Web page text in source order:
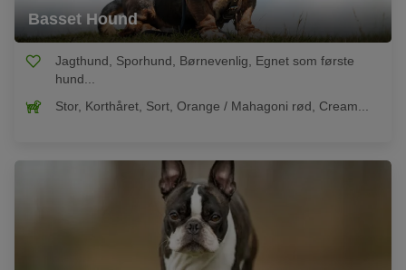
Basset Hound
Jagthund, Sporhund, Børnevenlig, Egnet som første
hund...
Stor, Korthåret, Sort, Orange / Mahagoni rød, Cream...